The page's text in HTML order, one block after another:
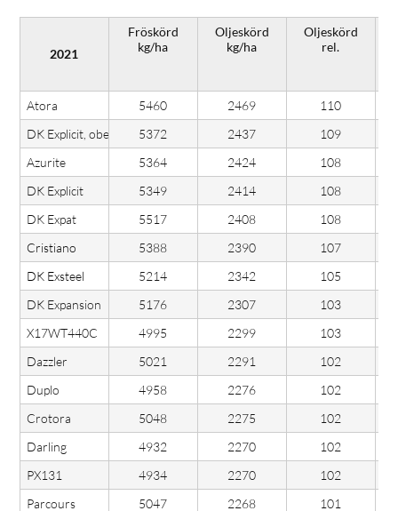
2021
Fröskörd
kg/ha
Oljeskörd
kg/ha
Oljeskörd
rel.
Atora
5460 2469
110
DK Explicit, obetad
5372 2437
109
Azurite
5364 2424
108
DK Explicit
5349 2414
108
DK Expat
5517 2408
108
Cristiano
5388 2390
107
DK Exsteel
5214 2342
105
DK Expansion
5176 2307
103
X17WT440C
4995 2299
103
Dazzler
5021 2291
102
Duplo
4958 2276
102
Crotora
5048 2275
102
Darling
4932 2270
102
PX131
4934 2270
102
Parcours
5047 2268
101